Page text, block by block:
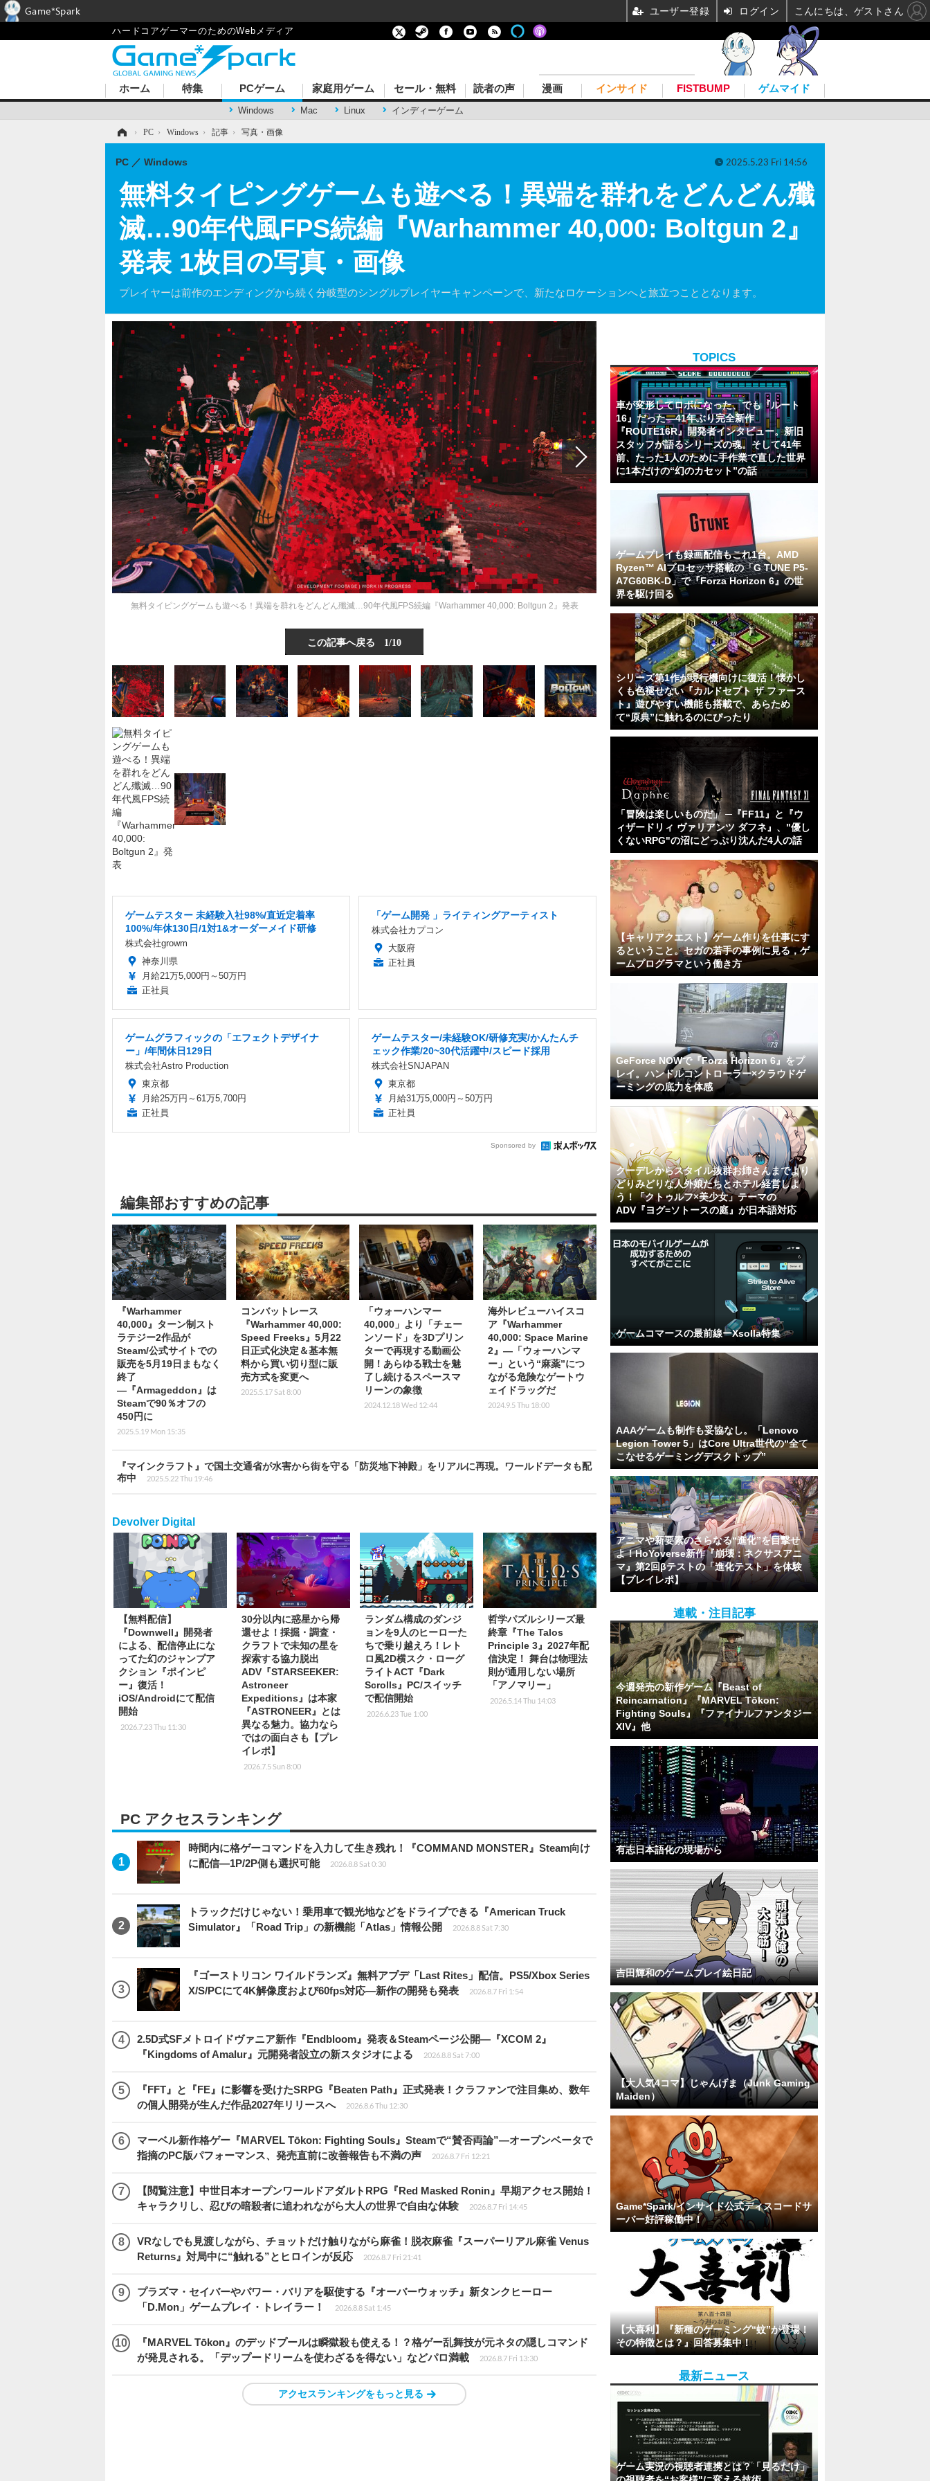
ハードコアゲーマーのためのWebメディア
ホーム 特集 PCゲーム
Windows Mac Linux インディーゲーム
家庭用ゲーム セール・無料 読者の声 漫画 インサイド FISTBUMP ゲムマイド
› PC › Windows › 記事 › 写真・画像
無料タイピングゲームも遊べる！異端を群れをどんどん殲
滅…90年代風FPS続編『Warhammer 40,000: Boltgun 2』
発表 1枚目の写真・画像
プレイヤーは前作のエンディングから続く分岐型のシングルプレイヤーキャンペーンで、新たなロケーションへと旅立つこととなります。
PC Windows 2025.5.23 Fri 14:56
無料タイピングゲームも遊べる！異端を群れをどんどん殲滅…90年代風FPS続編『Warhammer 40,000: Boltgun 2』発表
この記事へ戻る 1/10
ゲームテスター 未経験入社98%/直近定着率
100%/年休130日/1対1&オーダーメイド研修
株式会社growm
神奈川県
月給21万5,000円～50万円
正社員
「ゲーム開発 」ライティングアーティスト
株式会社カプコン
大阪府
正社員
ゲームグラフィックの「エフェクトデザイナ
ー」/年間休日129日
株式会社Astro Production
東京都
月給25万円～61万5,700円
正社員
ゲームテスター/未経験OK/研修充実/かんたんチ
ェック作業/20~30代活躍中/スピード採用
株式会社SNJAPAN
東京都
月給31万5,000円～50万円
正社員
Sponsored by
編集部おすすめの記事
『Warhammer
40,000』ターン制スト
ラテジー2作品が
Steam/公式サイトでの
販売を5月19日まもなく
終了
―『Armageddon』は
Steamで90％オフの
450円に
2025.5.19 Mon 15:35
コンバットレース
『Warhammer 40,000:
Speed Freeks』5月22
日正式化決定＆基本無
料から買い切り型に販
売方式を変更へ
2025.5.17 Sat 8:00
「ウォーハンマー
40,000」より「チェー
ンソード」を3Dプリン
ターで再現する動画公
開！あらゆる戦士を魅
了し続けるスペースマ
リーンの象徴
2024.12.18 Wed 12:44
海外レビューハイスコ
ア『Warhammer
40,000: Space Marine
2』―「ウォーハンマ
ー」という“麻薬”につ
ながる危険なゲートウ
ェイドラッグだ
2024.9.5 Thu 18:00
『マインクラフト』で国土交通省が水害から街を守る「防災地下神殿」をリアルに再現。ワールドデータも配
布中
2025.5.22 Thu 19:46
Devolver Digital
【無料配信】
『Downwell』開発者
による、配信停止にな
ってた幻のジャンプア
クション『ポインピ
ー』復活！
iOS/Androidにて配信
開始
2026.7.23 Thu 11:30
30分以内に惑星から帰
還せよ！採掘・調査・
クラフトで未知の星を
探索する協力脱出
ADV『STARSEEKER:
Astroneer
Expeditions』は本家
『ASTRONEER』とは
異なる魅力。協力なら
ではの面白さも【プレ
イレポ】
2026.7.5 Sun 8:00
ランダム構成のダンジ
ョンを9人のヒーローた
ちで乗り越えろ！レト
ロ風2D横スク・ローグ
ライトACT『Dark
Scrolls』PC/スイッチ
で配信開始
2026.6.23 Tue 1:00
哲学パズルシリーズ最
終章『The Talos
Principle 3』2027年配
信決定！ 舞台は物理法
則が通用しない場所
「アノマリー」
2026.5.14 Thu 14:03
PC アクセスランキング
時間内に格ゲーコマンドを入力して生き残れ！『COMMAND MONSTER』Steam向け
に配信―1P/2P側も選択可能
2026.8.8 Sat 0:30
トラックだけじゃない！乗用車で観光地などをドライブできる『American Truck
Simulator』「Road Trip」の新機能「Atlas」情報公開
2026.8.8 Sat 7:30
『ゴーストリコン ワイルドランズ』無料アプデ「Last Rites」配信。PS5/Xbox Series
X/S/PCにて4K解像度および60fps対応―新作の開発も発表
2026.8.7 Fri 1:54
2.5D式SFメトロイドヴァニア新作『Endbloom』発表＆Steamページ公開―『XCOM 2』
『Kingdoms of Amalur』元開発者設立の新スタジオによる
2026.8.8 Sat 7:00
『FFT』と『FE』に影響を受けたSRPG『Beaten Path』正式発表！クラファンで注目集め、数年
の個人開発が生んだ作品2027年リリースへ
2026.8.6 Thu 12:30
マーベル新作格ゲー『MARVEL Tōkon: Fighting Souls』Steamで“賛否両論”―オープンベータで
指摘のPC版パフォーマンス、発売直前に改善報告も不満の声
2026.8.7 Fri 12:21
【閲覧注意】中世日本オープンワールドアダルトRPG『Red Masked Ronin』早期アクセス開始！
キャラクリし、忍びの暗殺者に追われながら大人の世界で自由な体験
2026.8.7 Fri 14:45
VRなしでも見渡しながら、チョットだけ触りながら麻雀！脱衣麻雀『スーパーリアル麻雀 Venus
Returns』対局中に“触れる”とヒロインが反応
2026.8.7 Fri 21:41
プラズマ・セイバーやパワー・バリアを駆使する『オーバーウォッチ』新タンクヒーロー
「D.Mon」ゲームプレイ・トレイラー！
2026.8.8 Sat 1:45
『MARVEL Tōkon』のデッドプールは瞬獄殺も使える！？格ゲー乱舞技が元ネタの隠しコマンド
が発見される。「デップードリームを使わざるを得ない」などパロ満載
2026.8.7 Fri 13:30
アクセスランキングをもっと見る
TOPICS
車が変形してロボになった、でも『ルート
16』だった―41年ぶり完全新作
『ROUTE16R』開発者インタビュー。新旧
スタッフが語るシリーズの魂。そして41年
前、たった1人のために手作業で直した世界
に1本だけの“幻のカセット”の話
ゲームプレイも録画配信もこれ1台。AMD
Ryzen™ AIプロセッサ搭載の「G TUNE P5-
A7G60BK-D」で『Forza Horizon 6』の世
界を駆け回る
シリーズ第1作が現行機向けに復活！懐かし
くも色褪せない『カルドセプト ザ ファース
ト』遊びやすい機能も搭載で、あらため
て“原典”に触れるのにぴったり
「冒険は楽しいものだ」 ─『FF11』と『ウ
ィザードリィ ヴァリアンツ ダフネ』、"優し
くないRPG"の沼にどっぷり沈んだ4人の話
【キャリアクエスト】ゲーム作りを仕事にす
るということ。セガの若手の事例に見る，ゲ
ームプログラマという働き方
GeForce NOWで『Forza Horizon 6』をプ
レイ。ハンドルコントローラー×クラウドゲ
ーミングの底力を体感
クーデレからスタイル抜群お姉さんまでより
どりみどりな人外娘たちとホテル経営しよ
う！「クトゥルフ×美少女」テーマの
ADV『ヨグ=ソトースの庭』が日本語対応
ゲームコマースの最前線ーXsolla特集
AAAゲームも制作も妥協なし。「Lenovo
Legion Tower 5」はCore Ultra世代の“全て
こなせるゲーミングデスクトップ”
アニマや新要素のさらなる“進化”を目撃せ
よ！HoYoverse新作『崩壊：ネクサスアニ
マ』第2回βテストの「進化テスト」を体験
【プレイレポ】
連載・注目記事
今週発売の新作ゲーム『Beast of
Reincarnation』『MARVEL Tōkon:
Fighting Souls』『ファイナルファンタジー
XIV』他
有志日本語化の現場から
吉田輝和のゲームプレイ絵日記
【大人気4コマ】じゃんげま（Junk Gaming
Maiden）
Game*Spark/インサイド公式ディスコードサ
ーバー好評稼働中！
【大喜利】『新種のゲーミング“蚊”が登場！
その特徴とは？』回答募集中！
最新ニュース
ゲーム実況の視聴者連携とは？「見るだけ」
Game*Spark ユーザー登録 ログイン こんにちは、ゲストさん